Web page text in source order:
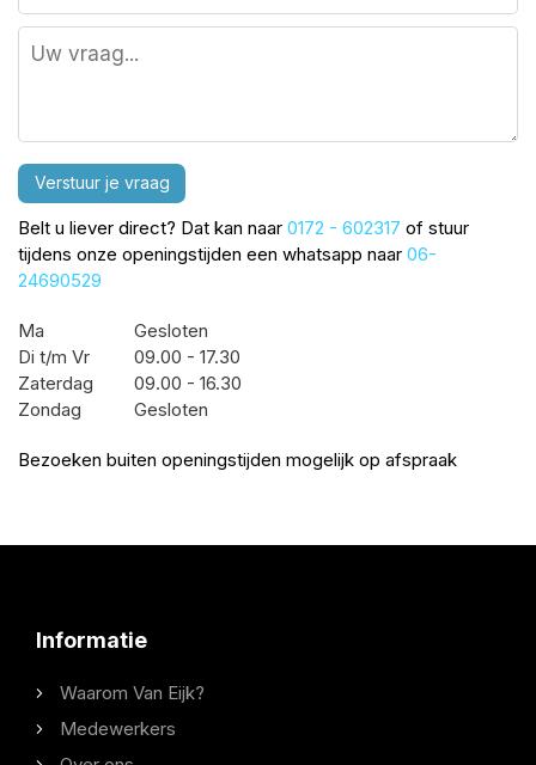
Verstuur je vraag
Belt u liever direct? Dat kan naar 0172 - 602317 of stuur
tijdens onze openingstijden een whatsapp naar 06-
24690529
Ma
Gesloten
Di t/m Vr
09.00 - 17.30
Zaterdag
09.00 - 16.30
Zondag
Gesloten
Bezoeken buiten openingstijden mogelijk op afspraak
Informatie
Waarom Van Eijk?
Medewerkers